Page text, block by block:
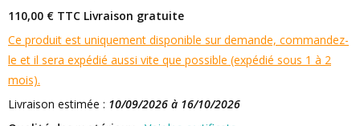
110,00 € TTC Livraison gratuite
Ce produit est uniquement disponible sur demande, commandez-
le et il sera expédié aussi vite que possible (expédié sous 1 à 2
mois).
Livraison estimée : 10/09/2026 à 16/10/2026